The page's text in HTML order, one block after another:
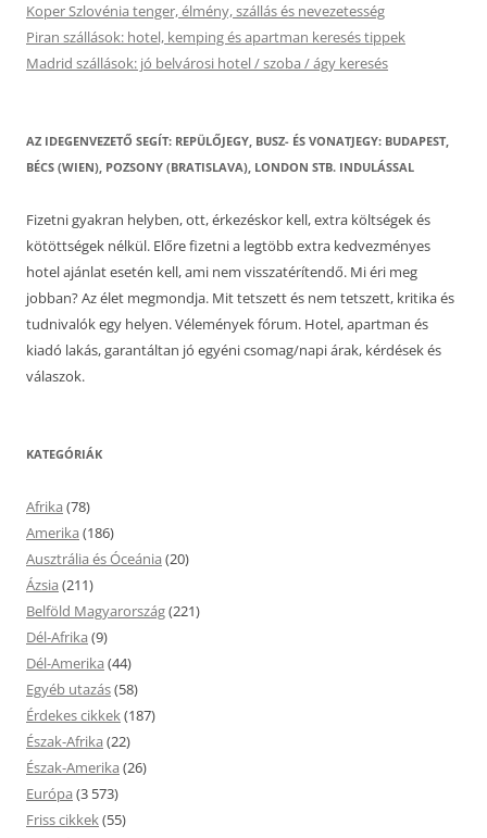
Koper Szlovénia tenger, élmény, szállás és nevezetesség
Piran szállások: hotel, kemping és apartman keresés tippek
Madrid szállások: jó belvárosi hotel / szoba / ágy keresés
AZ IDEGENVEZETŐ SEGÍT: REPÜLŐJEGY, BUSZ- ÉS VONATJEGY: BUDAPEST,
BÉCS (WIEN), POZSONY (BRATISLAVA), LONDON STB. INDULÁSSAL
Fizetni gyakran helyben, ott, érkezéskor kell, extra költségek és
kötöttségek nélkül. Előre fizetni a legtöbb extra kedvezményes
hotel ajánlat esetén kell, ami nem visszatérítendő. Mi éri meg
jobban? Az élet megmondja. Mit tetszett és nem tetszett, kritika és
tudnivalók egy helyen. Vélemények fórum. Hotel, apartman és
kiadó lakás, garantáltan jó egyéni csomag/napi árak, kérdések és
válaszok.
KATEGÓRIÁK
Afrika (78)
Amerika (186)
Ausztrália és Óceánia (20)
Ázsia (211)
Belföld Magyarország(221)
Dél-Afrika (9)
Dél-Amerika (44)
Egyéb utazás(58)
Érdekes cikkek(187)
Észak-Afrika (22)
Észak-Amerika (26)
Európa (3 573)
Friss cikkek(55)